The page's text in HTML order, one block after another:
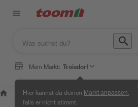
Mein Markt: Troisdorf
Hier kannst du deinen Markt anpassen
falls er nicht stimmt.
Wissen &
Service
/
Selbermachen
& Ratgeber
/